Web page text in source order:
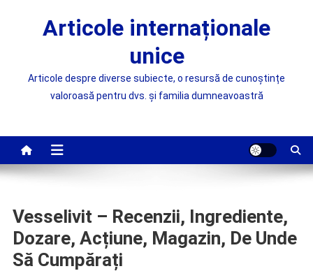
Articole internaționale
unice
Articole despre diverse subiecte, o resursă de cunoștințe
valoroasă pentru dvs. și familia dumneavoastră
Vesselivit – Recenzii, Ingrediente,
Dozare, Acțiune, Magazin, De Unde
Să Cumpărați